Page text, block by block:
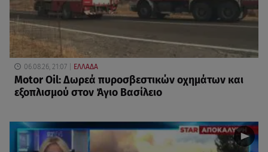
06.08.26, 21:07 ΕΛΛΑΔΑ
Motor Oil: Δωρεά πυροσβεστικών οχημάτων και
εξοπλισμού στον Άγιο Βασίλειο